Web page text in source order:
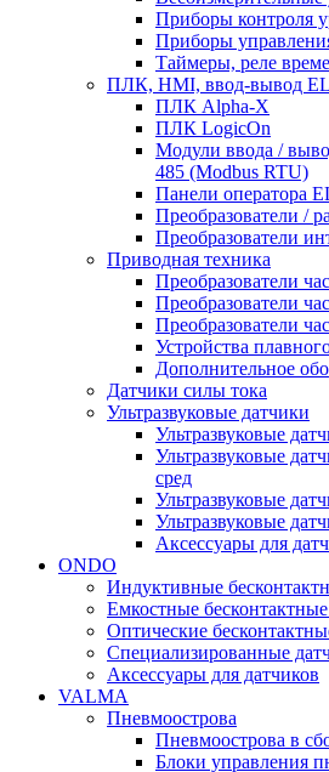
Приборы контроля
Приборы
Таймеры, реле
ПЛК, HMI, ввод-вывод
ПЛК Alpha-X
ПЛК LogicOn
Модули ввода /
485 (Modbus RTU)
Панели оператора
Преобразователи /
Преобразователи
Приводная техника
Преобразователи
Преобразователи
Преобразователи
Устройства
Дополнительное
Датчики силы тока
Ультразвуковые датчики
Ультразвуковые
Ультразвуковые
сред
Ультразвуковые
Ультразвуковые
Аксессуары для
ONDO
Индуктивные
Емкостные
Оптические
Специализированные
Аксессуары для датчиков
VALMA
Пневмоострова
Пневмоострова в
Блоки управления